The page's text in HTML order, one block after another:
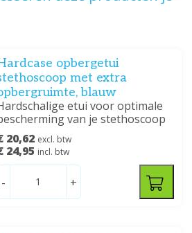
opbergetui
met extra
blauw
etui voor optimale
van je stethoscoop
20,62 excl. btw
24,95 incl. btw
- +